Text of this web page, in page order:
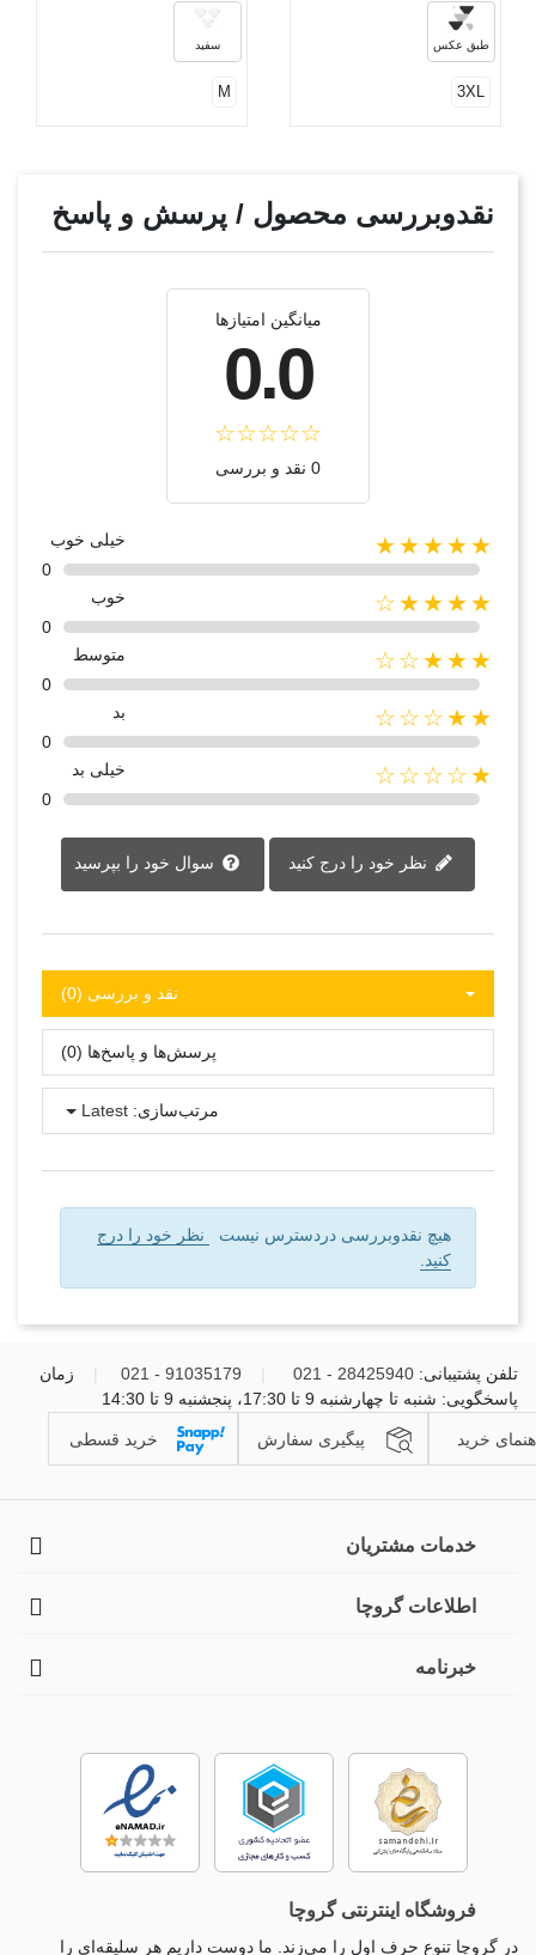
طبق عکس
3XL
سفید
M
نقدوبررسی محصول / پرسش و پاسخ
میانگین امتیازها
0.0
0 نقد و بررسی
★★★★★
خیلی خوب
0
★★★★☆
خوب
0
★★★☆☆
متوسط
0
★★☆☆☆
بد
0
★☆☆☆☆
خیلی بد
0
سوال خود را بپرسید
نقد و بررسی‌‌ (0)
پرسش‌ها و پاسخ‌ها (0)
مرتب‌سازی: Latest
هیچ نقدوبررسی دردسترس نیست
نظر خود را درج
کنید.
تلفن پشتیبانی: 28425940 - 021
91035179 - 021
زمان
پاسخگویی: شنبه تا چهارشنبه 9 تا 17:30، پنجشنبه 9 تا 14:30
خرید پیگیری سفارش خرید قسطی
خدمات مشتریان
اطلاعات گروچا
خبرنامه
فروشگاه اینترنتی گروچا
در گروچا تنوع حرف اول را می‌زند. ما دوست داریم هر سلیقه‌ای را